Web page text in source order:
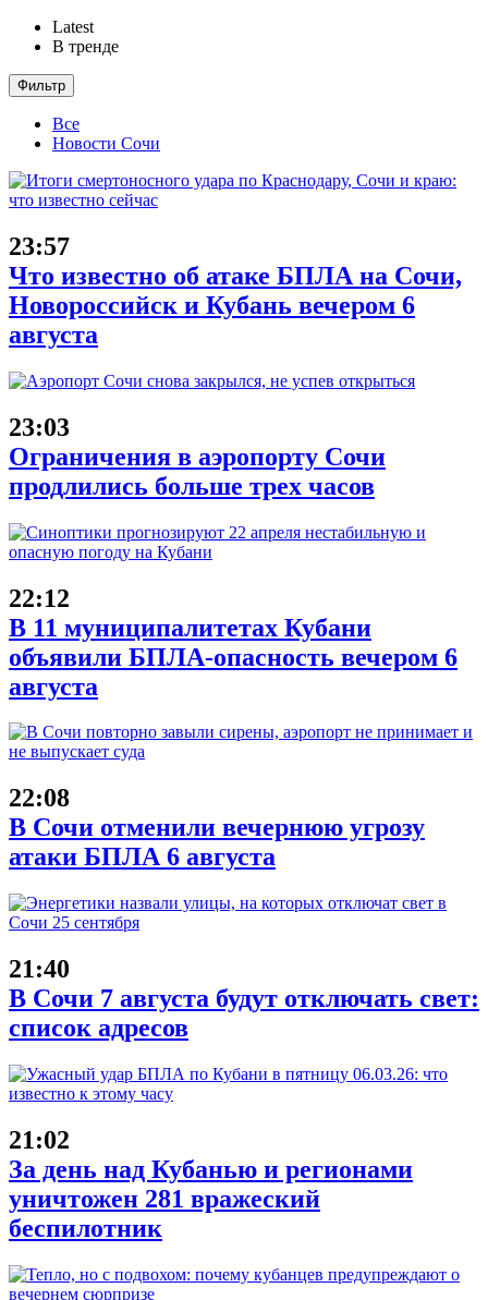
Latest
В тренде
Фильтр
Все
Новости Сочи
23:57
Что известно об атаке БПЛА на Сочи,
Новороссийск и Кубань вечером 6
августа
23:03
Ограничения в аэропорту Сочи
продлились больше трех часов
22:12
В 11 муниципалитетах Кубани
объявили БПЛА-опасность вечером 6
августа
22:08
В Сочи отменили вечернюю угрозу
атаки БПЛА 6 августа
21:40
В Сочи 7 августа будут отключать свет:
список адресов
21:02
За день над Кубанью и регионами
уничтожен 281 вражеский
беспилотник